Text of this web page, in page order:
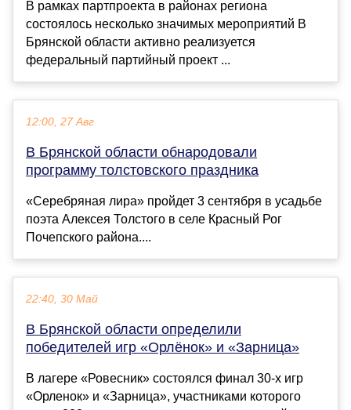
В рамках партпроекта в районах региона
состоялось несколько значимых мероприятий В
Брянской области активно реализуется
федеральный партийный проект ...
12:00, 27 Авг
В Брянской области обнародовали
программу толстовского праздника
«Серебряная лира» пройдет 3 сентября в усадьбе
поэта Алексея Толстого в селе Красный Рог
Почепского района....
22:40, 30 Май
В Брянской области определили
победителей игр «Орлёнок» и «Зарница»
В лагере «Ровесник» состоялся финал 30-х игр
«Орленок» и «Зарница», участниками которого